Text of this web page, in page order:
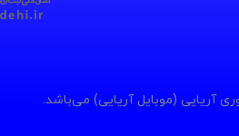
آریایی (موبایل آریایی) می‌باشد.